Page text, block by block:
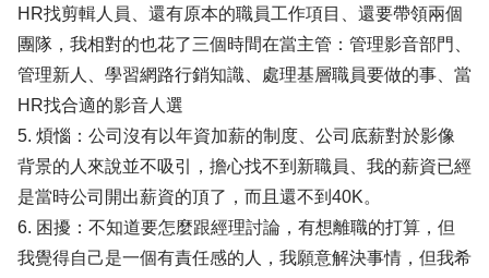
HR找剪輯人員、還有原本的職員工作項目、還要帶領兩個
團隊，我相對的也花了三個時間在當主管：管理影音部門、
管理新人、學習網路行銷知識、處理基層職員要做的事、當
HR找合適的影音人選
5. 煩惱：公司沒有以年資加薪的制度、公司底薪對於影像
背景的人來說並不吸引，擔心找不到新職員、我的薪資已經
是當時公司開出薪資的頂了，而且還不到40K。
6. 困擾：不知道要怎麼跟經理討論，有想離職的打算，但
我覺得自己是一個有責任感的人，我願意解決事情，但我希